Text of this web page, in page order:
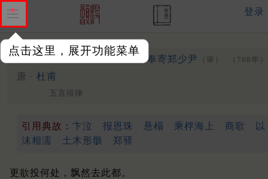
点击这里，展开功能菜单
登录
舟 出江陵南浦奉寄郑少尹 （审） （768年）
唐 · 杜甫
五言排律
引用典故： 卞泣 报恩珠 悬榻 乘桴海上 商歌
以
沫相濡
土木形骸 郑驿
更欲投何处，飘然去此都。